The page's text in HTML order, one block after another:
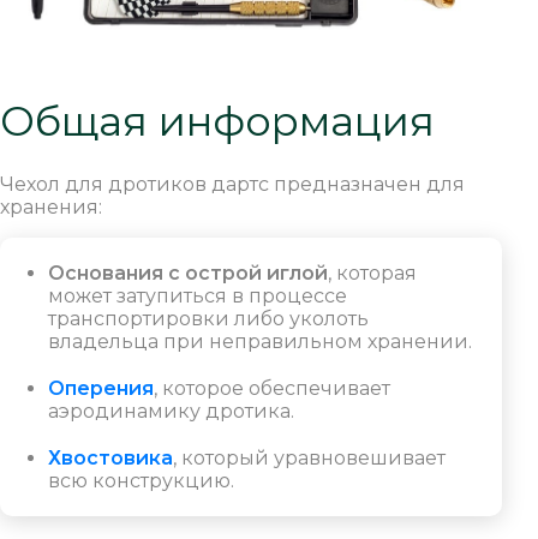
Общая информация
Чехол для дротиков дартс предназначен для
хранения:
Основания с острой иглой, которая
может затупиться в процессе
транспортировки либо уколоть
владельца при неправильном хранении.
Оперения, которое обеспечивает
аэродинамику дротика.
Хвостовика, который уравновешивает
всю конструкцию.